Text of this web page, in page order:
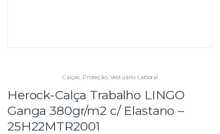
Calças Proteção,Vestuário Laboral
Herock-Calça Trabalho LINGO
Ganga 380gr/m2 c/ Elastano –
25H22MTR2001